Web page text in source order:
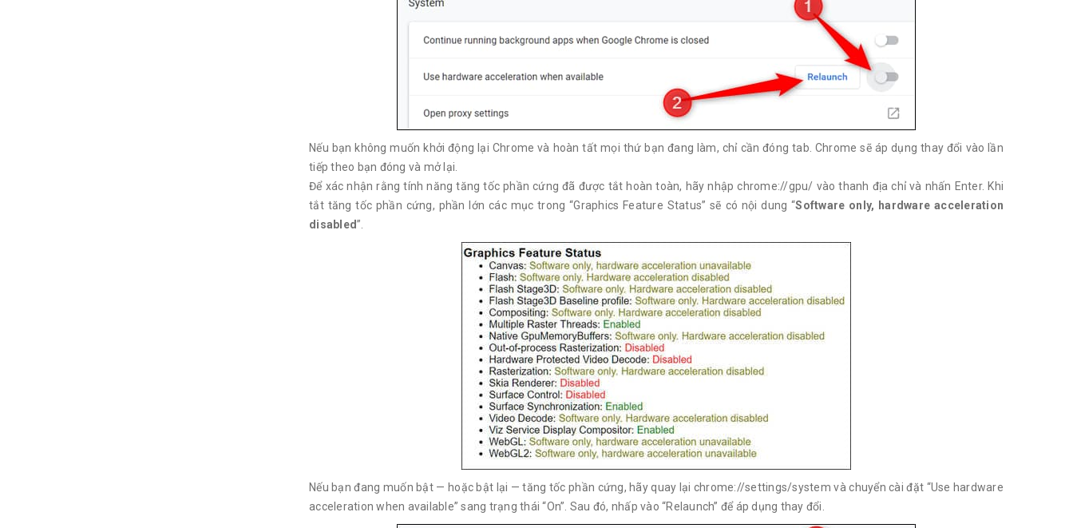
Nếu bạn không muốn khởi động lại Chrome và hoàn tất mọi thứ bạn đang làm, chỉ cần đóng tab. Chrome sẽ áp dụng thay đổi vào lần
tiếp theo bạn đóng và mở lại.
Để xác nhận rằng tính năng tăng tốc phần cứng đã được tắt hoàn toàn, hãy nhập chrome://gpu/ vào thanh địa chỉ và nhấn Enter. Khi
tắt tăng tốc phần cứng, phần lớn các mục trong “Graphics Feature Status” sẽ có nội dung “Software only, hardware acceleration
disabled”.
Nếu bạn đang muốn bật — hoặc bật lại — tăng tốc phần cứng, hãy quay lại chrome://settings/system và chuyển cài đặt “Use hardware
acceleration when available” sang trạng thái “On”. Sau đó, nhấp vào “Relaunch” để áp dụng thay đổi.